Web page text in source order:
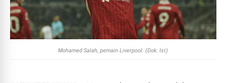
Mohamed Salah, pemain Liverpool. (Dok. Ist)